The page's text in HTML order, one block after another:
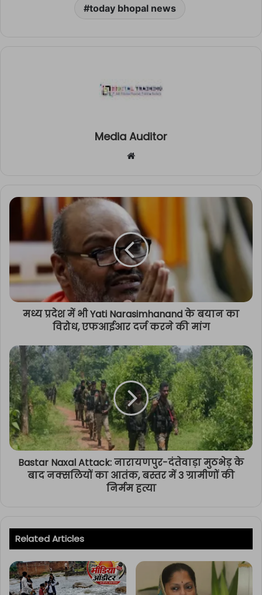
today bhopal news
Media Auditor
Website
मध्य प्रदेश में भी Yati Narasimhanand के बयान का
विरोध, एफआईआर दर्ज करने की मांग
Bastar Naxal Attack: नारायणपुर-दंतेवाड़ा मुठभेड़ के
बाद नक्सलियों का आतंक, बस्तर में 3 ग्रामीणों की
निर्मम हत्या
Related Articles